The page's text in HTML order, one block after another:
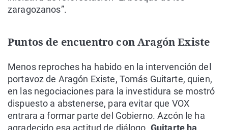
zaragozanos”.
Puntos de encuentro con Aragón Existe
Menos reproches ha habido en la intervención del
portavoz de Aragón Existe, Tomás Guitarte, quien,
en las negociaciones para la investidura se mostró
dispuesto a abstenerse, para evitar que VOX
entrara a formar parte del Gobierno. Azcón le ha
agradecido esa actitud de diálogo. Guitarte ha